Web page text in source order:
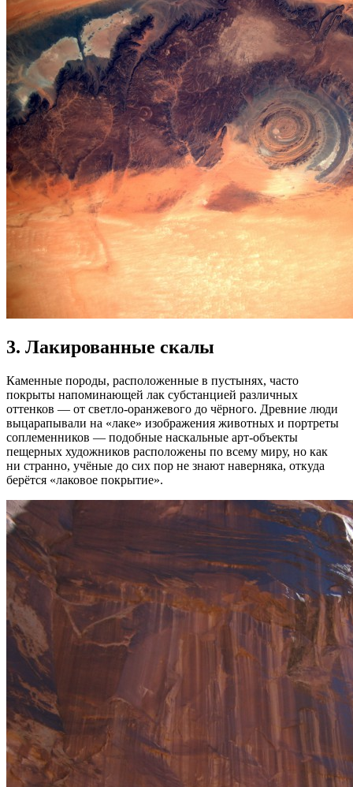
3. Лакированные скалы
Каменные породы, расположенные в пустынях, часто
покрыты напоминающей лак субстанцией различных
оттенков — от светло-оранжевого до чёрного. Древние люди
выцарапывали на «лаке» изображения животных и портреты
соплеменников — подобные наскальные арт-объекты
пещерных художников расположены по всему миру, но как
ни странно, учёные до сих пор не знают наверняка, откуда
берётся «лаковое покрытие».